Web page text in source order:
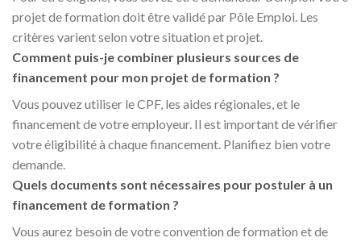
projet de formation doit être validé par Pôle Emploi. Les
critères varient selon votre situation et projet.
Comment puis-je combiner plusieurs sources de
financement pour mon projet de formation ?
Vous pouvez utiliser le CPF, les aides régionales, et le
financement de votre employeur. Il est important de vérifier
votre éligibilité à chaque financement. Planifiez bien votre
demande.
Quels documents sont nécessaires pour postuler à un
financement de formation ?
Vous aurez besoin de votre convention de formation et de